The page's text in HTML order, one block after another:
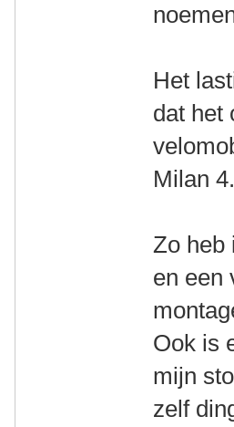
Het
dat het
Milan
Zo heb
en een
Ook is
mijn
zelf